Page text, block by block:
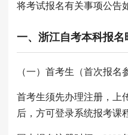
将考试报名有关事项公告
一、浙江自考本科报名
（一）首考生（首次报名
首考生须先办理注册，上
后，方可登录系统报考课